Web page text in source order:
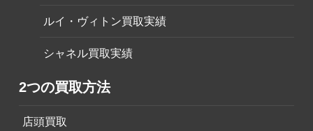
ルイ・ヴィトン買取実績
シャネル買取実績
2つの買取方法
店頭買取